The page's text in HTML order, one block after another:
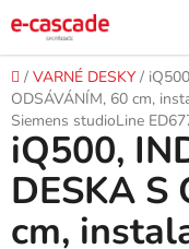
na
obsah
Domů
/ VARNÉ DESKY /
ODSÁVÁNÍM, 60 cm,
Siemens studioLine
iQ500,
DESKA S
cm,